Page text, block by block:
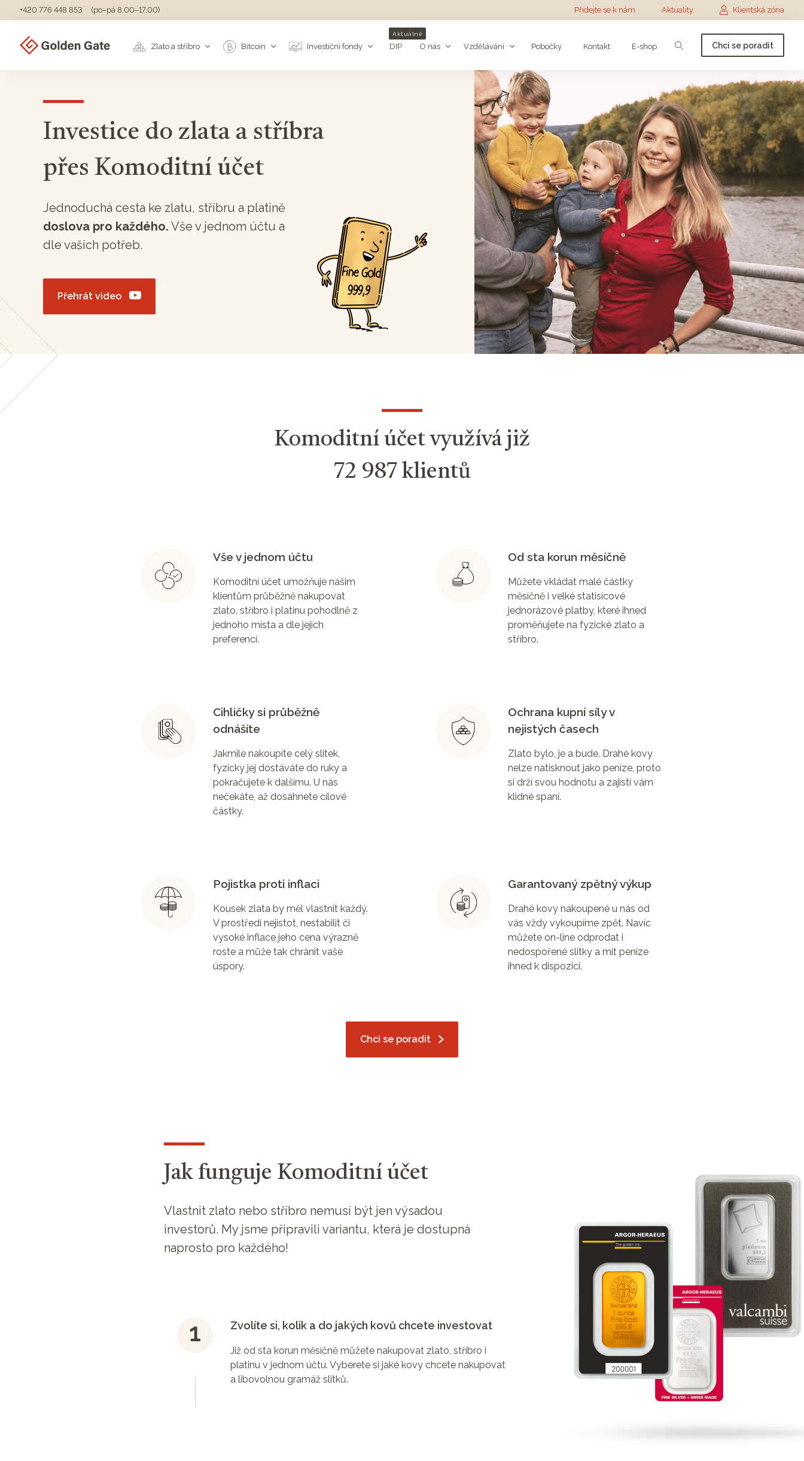
+420 776 448 853 (po–pá 8.00–17.00) Přidejte se k nám Aktuality Klientská zóna
Zlato a stříbro Bitcoin Investiční fondy DIP
Aktuálně
O nás Vzdělávání Pobočky Kontakt E-shop Chci se poradit
Investice do zlata a stříbra
přes Komoditní účet
Jednoduchá cesta ke zlatu, stříbru a platině
doslova pro každého. Vše v jednom účtu a
dle vašich potřeb.
Přehrát video
Komoditní účet využívá již
72 987 klientů
Vše v jednom účtu
Komoditní účet umožňuje našim
klientům průběžně nakupovat
zlato, stříbro i platinu pohodlně z
jednoho místa a dle jejich
preferencí.
Od sta korun měsíčně
Můžete vkládat malé částky
měsíčně i velké statisícové
jednorázové platby, které ihned
proměňujete na fyzické zlato a
stříbro.
Cihličky si průběžně
odnášíte
Jakmile nakoupíte celý slitek,
fyzicky jej dostáváte do ruky a
pokračujete k dalšímu. U nás
nečekáte, až dosáhnete cílové
částky.
Ochrana kupní síly v
nejistých časech
Zlato bylo, je a bude. Drahé kovy
nelze natisknout jako peníze, proto
si drží svou hodnotu a zajistí vám
klidné spaní.
Pojistka proti inflaci
Kousek zlata by měl vlastnit každý.
V prostředí nejistot, nestabilit či
vysoké inflace jeho cena výrazně
roste a může tak chránit vaše
úspory.
Garantovaný zpětný výkup
Drahé kovy nakoupené u nás od
vás vždy vykoupíme zpět. Navíc
můžete on-line odprodat i
nedospořené slitky a mít peníze
ihned k dispozici.
Chci se poradit
Jak funguje Komoditní účet
Vlastnit zlato nebo stříbro nemusí být jen výsadou
investorů. My jsme připravili variantu, která je dostupná
naprosto pro každého!
Zvolíte si, kolik a do jakých kovů chcete investovat
Již od sta korun měsíčně můžete nakupovat zlato, stříbro i
platinu v jednom účtu. Vyberete si jaké kovy chcete nakupovat
a libovolnou gramáž slitků.